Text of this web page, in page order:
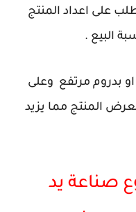
على اعداد المنتج
البيع .
بدروم مرتفع وعلى
المنتج مما يزيد
صناعة يد